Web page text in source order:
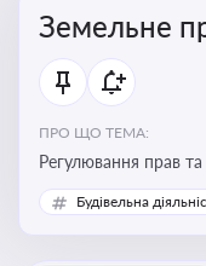
Земельне
ПРО ЩО ТЕМА:
Регулювання прав та
користування
критично важливим
Будівельна